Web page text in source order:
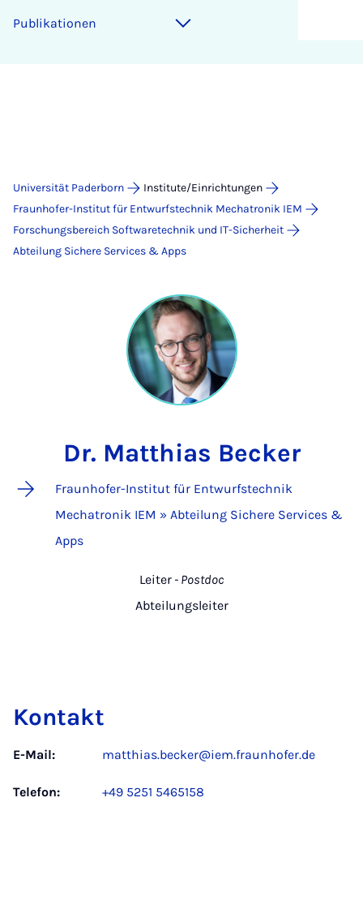
Publikationen
Universität Paderborn
Institute/Einrichtungen
Fraunhofer-Institut für Entwurfstechnik Mechatronik IEM
Forschungsbereich Softwaretechnik und IT-Sicherheit
Abteilung Sichere Services & Apps
Dr. Matthias Becker
Fraunhofer-Institut für Entwurfstechnik
Mechatronik IEM » Abteilung Sichere Services &
Apps
Leiter - Postdoc
Abteilungsleiter
Kontakt
E-Mail: matthias.becker@iem.fraunhofer.de
Telefon: +49 5251 5465158